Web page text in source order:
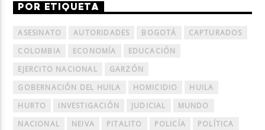
POR ETIQUETA
ASESINATO AUTORIDADES BOGOTÁ
CAPTURADOS
COLOMBIA
ECONOMÍA
EDUCACIÓN
EJERCITO NACIONAL
GARZÓN
GOBERNACIÓN DEL HUILA
HOMICIDIO
HUILA
HURTO
INVESTIGACIÓN JUDICIAL
MUNDO
NACIONAL
NEIVA PITALITO POLICÍA
POLÍTICA